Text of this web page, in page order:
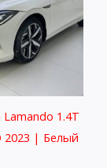
Lamando 1.4T
2023 | Белый